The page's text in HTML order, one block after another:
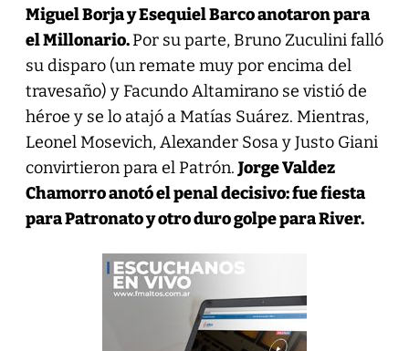
Miguel Borja y Esequiel Barco anotaron para
el Millonario.Por su parte, Bruno Zuculini falló
su disparo (un remate muy por encima del
travesaño) y Facundo Altamirano se vistió de
héroe y se lo atajó a Matías Suárez. Mientras,
Leonel Mosevich, Alexander Sosa y Justo Giani
convirtieron para el Patrón. Jorge Valdez
Chamorro anotó el penal decisivo: fue fiesta
para Patronato y otro duro golpe para River.